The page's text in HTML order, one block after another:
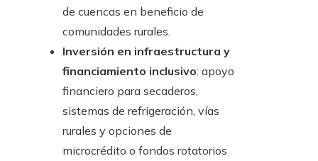
de cuencas en beneficio de
comunidades rurales.
Inversión en infraestructura y
financiamiento inclusivo: apoyo
financiero para secaderos,
sistemas de refrigeración, vías
rurales y opciones de
microcrédito o fondos rotatorios